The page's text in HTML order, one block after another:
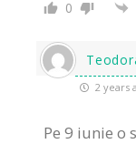
0
2 years
Pe 9 iunie o